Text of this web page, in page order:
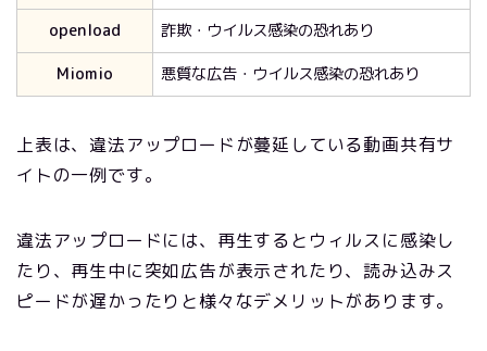
openload
詐欺・ウイルス感染の恐れあり
Miomio
悪質な広告・ウイルス感染の恐れあり
上表は、違法アップロードが蔓延している動画共有サ
イトの一例です。
違法アップロードには、再生するとウィルスに感染し
たり、再生中に突如広告が表示されたり、読み込みス
ピードが遅かったりと様々なデメリットがあります。